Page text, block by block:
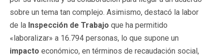
sobre un tema tan complejo. Asimismo, destacó la labor
de la Inspección de Trabajo que ha permitido
«laboralizar» a 16.794 personas, lo que supone un
impacto económico, en términos de recaudación social,